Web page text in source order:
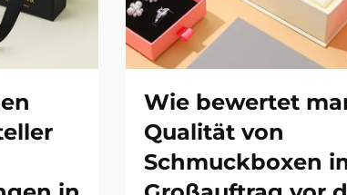
Wie bewertet
Qualität von
Schmuckboxen